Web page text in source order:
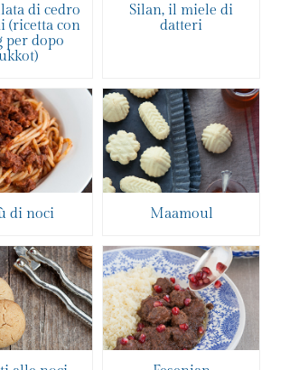
di cedro
(ricetta con
per dopo
Silan, il miele di
datteri
di noci Maamoul